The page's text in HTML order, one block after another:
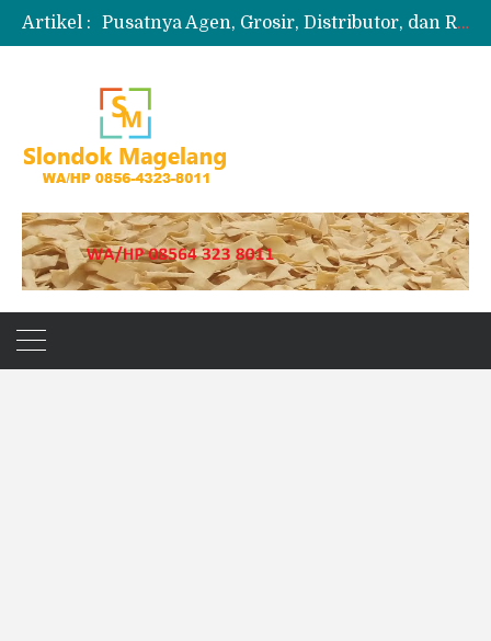
Artikel :
Pusatnya Agen, Grosir, Distributor, dan Reseller Puyur Koin
Produksi Slondok
Jual Puyur Koin Mentah 1 Ball 5 kg